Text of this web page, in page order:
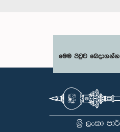
මෙම පිටුව බෙදාගන්න